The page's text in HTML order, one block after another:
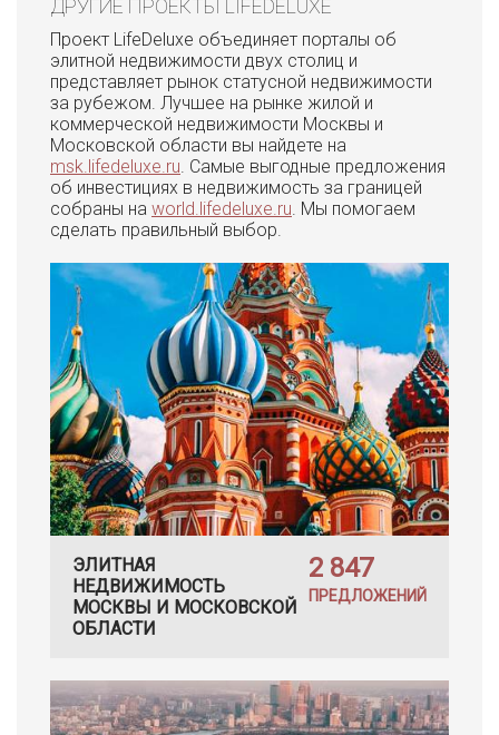
ДРУГИЕ ПРОЕКТЫ LIFEDELUXE
Проект LifeDeluxe объединяет порталы об
элитной недвижимости двух столиц и
представляет рынок статусной недвижимости
за рубежом. Лучшее на рынке жилой и
коммерческой недвижимости Москвы и
Московской области вы найдете на
msk.lifedeluxe.ru. Самые выгодные предложения
об инвестициях в недвижимость за границей
собраны на world.lifedeluxe.ru. Мы помогаем
сделать правильный выбор.
ЭЛИТНАЯ
НЕДВИЖИМОСТЬ
МОСКВЫ И МОСКОВСКОЙ
ОБЛАСТИ
2 847
ПРЕДЛОЖЕНИЙ